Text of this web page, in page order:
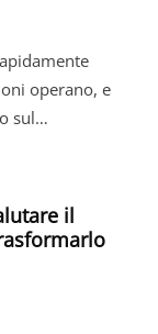
operano, e
sul…
il